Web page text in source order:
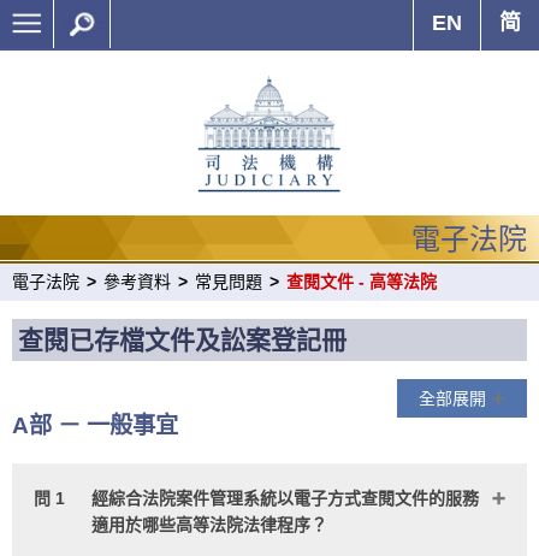
EN 简
電子法院
電子法院 > 參考資料 > 常見問題 > 查閱文件 - 高等法院
查閱已存檔文件及訟案登記冊
全部展開
A部 － 一般事宜
問 1
經綜合法院案件管理系統以電子方式查閱文件的服務
適用於哪些高等法院法律程序？